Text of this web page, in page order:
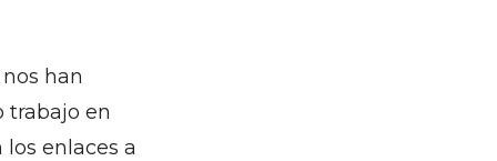
han
trabajo en
los enlaces a